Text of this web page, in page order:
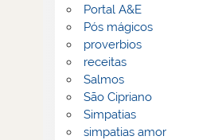
Portal A&E
Pós mágicos
proverbios
receitas
Salmos
São Cipriano
Simpatias
simpatias amor